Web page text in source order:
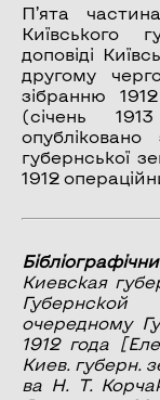
П’ята
Київського
доповіді
другому
зібранню
(січень
опубліковано
губернської
1912
Киевская
очередному
1912 года
Киев. губерн.
ва Н. Т.